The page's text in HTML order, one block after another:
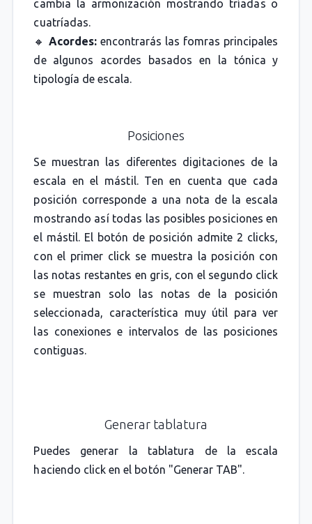
cambia la armonización mostrando tríadas o
cuatríadas.
🔸 Acordes: encontrarás las fomras principales
de algunos acordes basados en la tónica y
tipología de escala.
Posiciones
Se muestran las diferentes digitaciones de la
escala en el mástil. Ten en cuenta que cada
posición corresponde a una nota de la escala
mostrando así todas las posibles posiciones en
el mástil. El botón de posición admite 2 clicks,
con el primer click se muestra la posición con
las notas restantes en gris, con el segundo click
se muestran solo las notas de la posición
seleccionada, característica muy útil para ver
las conexiones e intervalos de las posiciones
contiguas.
Generar tablatura
Puedes generar la tablatura de la escala
haciendo click en el botón "Generar TAB".